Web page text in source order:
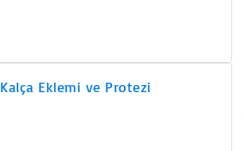
Kalça Eklemi ve Protezi